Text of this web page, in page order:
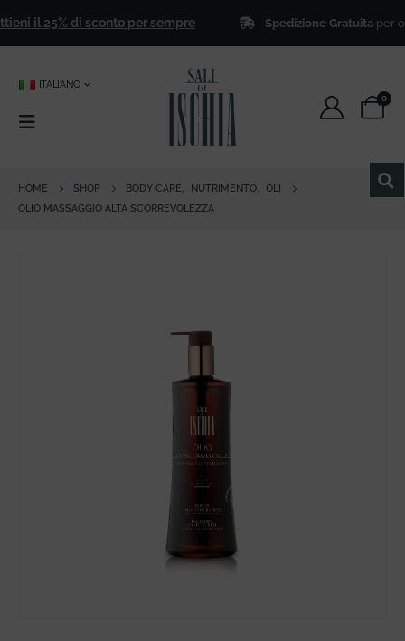
il 25% di sconto per sempre Spedizione Gratuitaper
ITALIANO
0
HOME SHOP BODY CARE, NUTRIMENTO,
OLI
OLIO MASSAGGIO ALTA SCORREVOLEZZA